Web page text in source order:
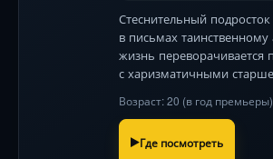
Стеснительный
в письмах таинственному
жизнь переворачивается
с харизматичными
хрупкую грань между
взрослением. Главный
Возраст: 20 (в год премьеры)
Где посмотреть